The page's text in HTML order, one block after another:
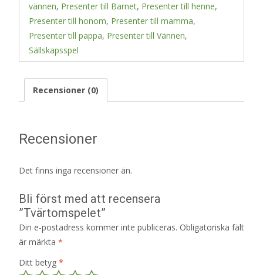
vännen, Presenter till Barnet, Presenter till henne,
Presenter till honom, Presenter till mamma,
Presenter till pappa, Presenter till Vännen,
Sällskapsspel
Recensioner (0)
Recensioner
Det finns inga recensioner än.
Bli först med att recensera
”Tvärtomspelet”
Din e-postadress kommer inte publiceras. Obligatoriska fält
är märkta *
Ditt betyg *